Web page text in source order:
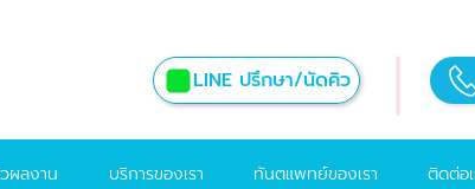
LINE ปรึกษา/นัดคิว
ผลงาน บริการของเรา ทันตแพทย์ของเรา ติดต่อเ